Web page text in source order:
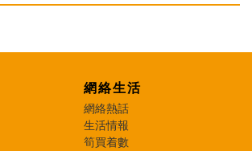
網絡生活
網絡熱話
生活情報
筍買着數